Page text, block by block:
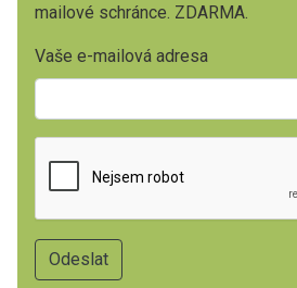
mailové schránce. ZDARMA.
Vaše e-mailová adresa